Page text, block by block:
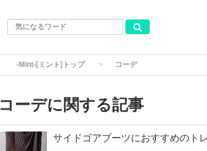
-Mint-[ミント]トップ コーデ
コーデに関する記事
サイドゴアブーツにおすすめのト